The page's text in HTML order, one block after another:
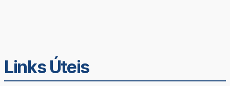
Links Úteis